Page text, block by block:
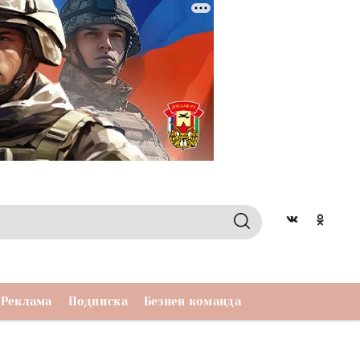
Реклама Подписка Безнен команда